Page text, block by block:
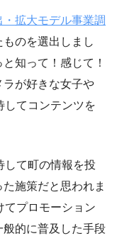
・拡大モデル事業調
のを選出しまし
知って！感じて！
が好きな女子や
してコンテンツを
して町の情報を投
施策だと思われま
てプロモーション
的に普及した手段